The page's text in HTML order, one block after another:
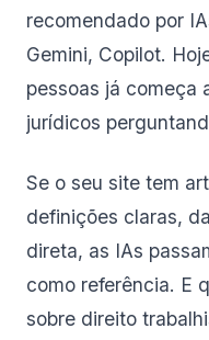
recomendado por
Gemini, Copilot.
pessoas já começa
jurídicos
Se o seu site tem
definições claras,
direta, as IAs
como referência. E
sobre direito